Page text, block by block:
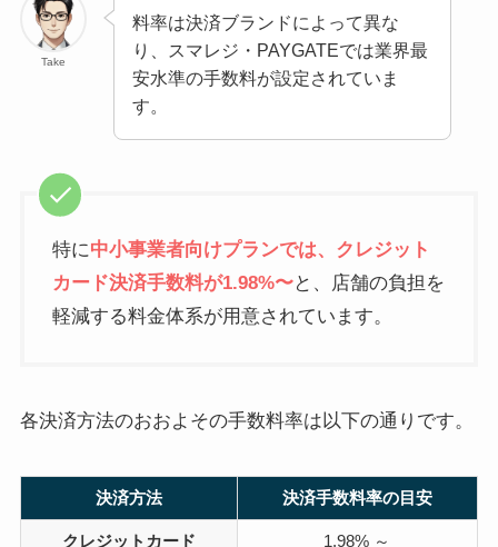
Take
料率は決済ブランドによって異な
り、スマレジ・PAYGATEでは業界最
安水準の手数料が設定されていま
す。
特に中小事業者向けプランでは、クレジット
カード決済手数料が1.98%〜と、店舗の負担を
軽減する料金体系が用意されています。
各決済方法のおおよその手数料率は以下の通りです。
決済方法 決済手数料率の目安
クレジットカード 1.98% ～